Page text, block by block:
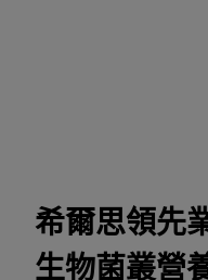
希爾思領先
生物菌叢營